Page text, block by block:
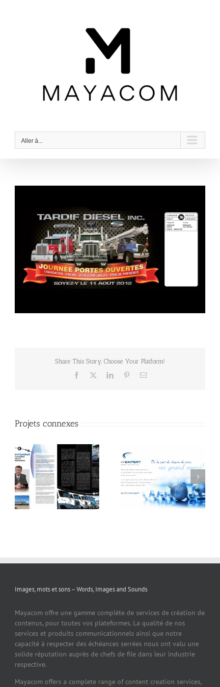
Aller à...
Share This Story, Choose Your Platform!
Facebook LinkedInPinterestEmail
Projets connexes
Images, mots et sons – Words, Images and Sounds
Mayacom offre une gamme complète de services de création de
contenus, pour toutes vos plateformes. La qualité de nos
services et produits communicationnels ainsi que notre
capacité à respecter des échéances serrées nous ont valu une
solide réputation auprès de chefs de file dans leur industrie
respective.
Mayacom offers a complete range of content creation services,